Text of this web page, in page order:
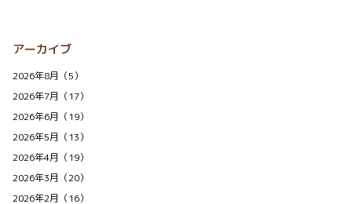
アーカイブ
2026年8月（5）
2026年7月（17）
2026年6月（19）
2026年5月（13）
2026年4月（19）
2026年3月（20）
2026年2月（16）